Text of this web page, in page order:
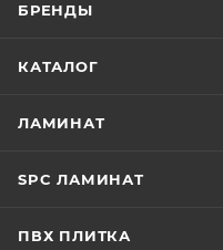
БРЕНДЫ
КАТАЛОГ
ЛАМИНАТ
SPC ЛАМИНАТ
ПВХ ПЛИТКА